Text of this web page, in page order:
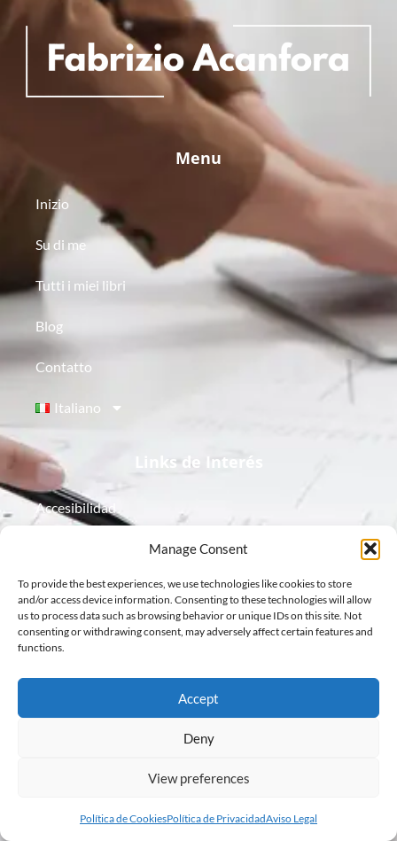
Manage Consent
To provide the best experiences, we use technologies like cookies to store
and/or access device information. Consenting to these technologies will allow
us to process data such as browsing behavior or unique IDs on this site. Not
consenting or withdrawing consent, may adversely affect certain features and
functions.
Accept
Deny
View preferences
Política de CookiesPolítica de PrivacidadAviso Legal
Menu
Inizio
Su di me
Tutti i miei libri
Blog
Contatto
Italiano
Links de Interés
Accesibilidad
Política de Cookies
Política de Privacidad